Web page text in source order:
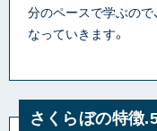
分のペースで学ぶので
なっていきます。
さくらぼの特徴